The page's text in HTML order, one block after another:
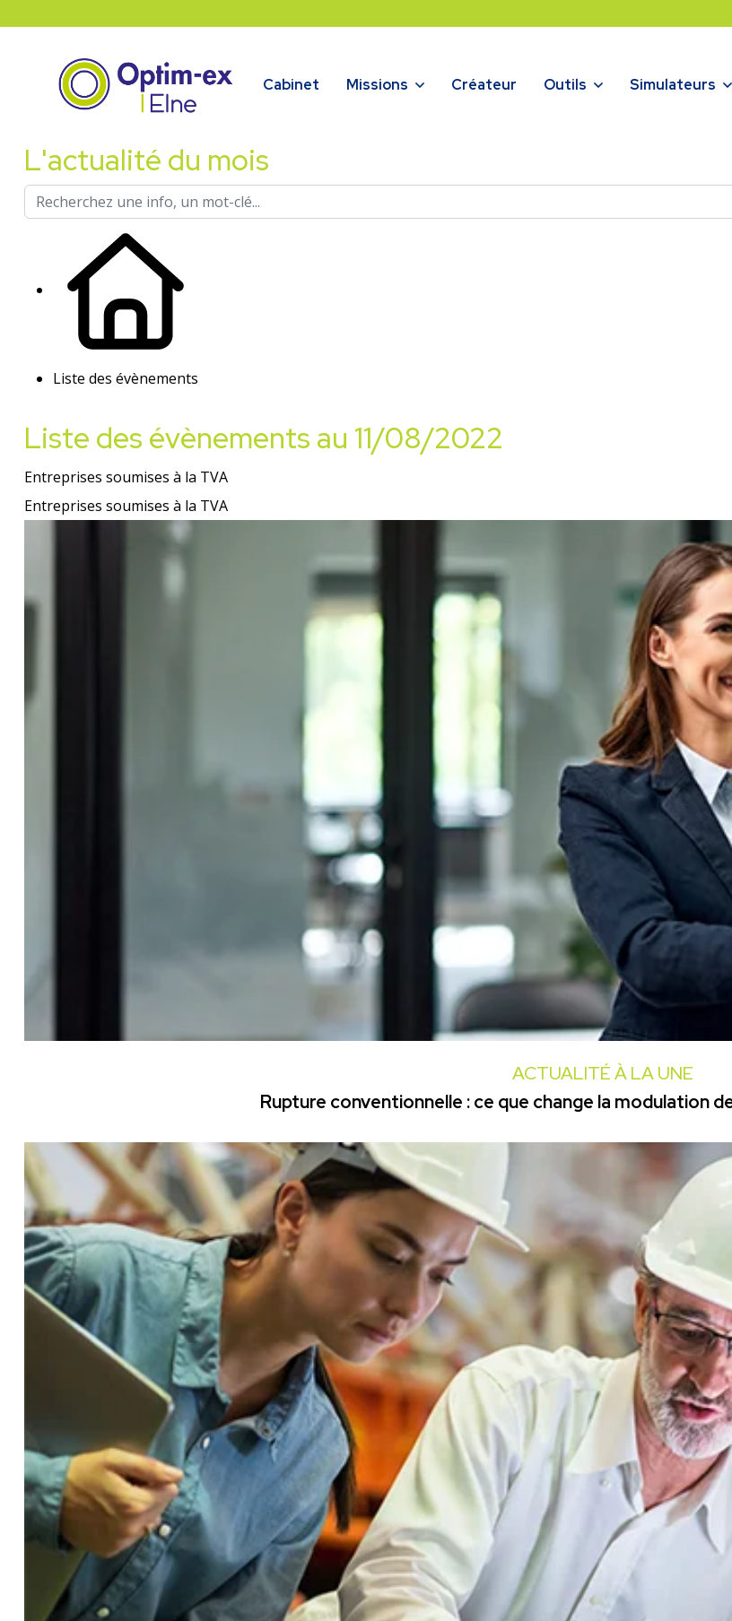
Cabinet Missions Créateur Outils Simulateurs
L'actualité du mois
Liste des évènements
Liste des évènements au 11/08/2022
Entreprises soumises à la TVA
Entreprises soumises à la TVA
ACTUALITÉ À LA UNE
Rupture conventionnelle : ce que change la modulation